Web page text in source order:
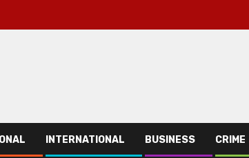
INTERNATIONAL BUSINESS CRIME